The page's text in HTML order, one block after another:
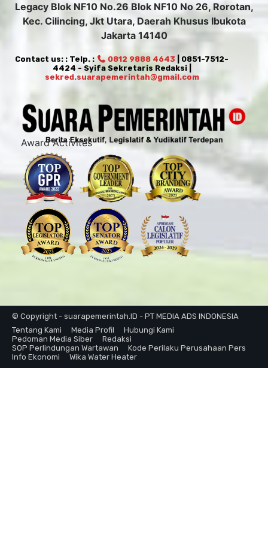
Legacy Blok NF10 No.26 Blok NF10 No 26, Rorotan,
Kec. Cilincing, Jkt Utara, Daerah Khusus Ibukota
Jakarta 14140
Contact us: : Telp. : 0812 9888 4643 | 0851-7512-
4424 - Syifa Sekretaris Redaksi |
sekred.suarapemerintah@gmail.com
Award Activites
© Copyright - suarapemerintah.ID - PT MEDIA ADS INDONESIA
Tentang Kami
Media Profil
Hubungi Kami
Pedoman Media Siber
Redaksi
SOP Perlindungan Wartawan
Kode Perilaku Perusahaan Pers
Info Ekonomi
Wika Water Heater